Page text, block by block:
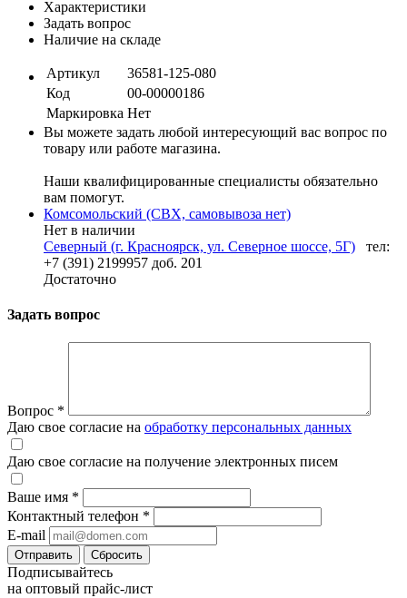
Характеристики
Задать вопрос
Наличие на складе
Артикул
36581-125-080
Код
00-00000186
Маркировка Нет
Вы можете задать любой интересующий вас вопрос по
товару или работе магазина.
Наши квалифицированные специалисты обязательно
вам помогут.
Комсомольский (СВХ, самовывоза нет)
Нет в наличии
Северный (г. Красноярск, ул. Северное шоссе, 5Г)
тел:
+7 (391) 2199957 доб. 201
Достаточно
Задать вопрос
Вопрос *
Даю свое согласие на обработку персональных данных
Даю свое согласие на получение электронных писем
Ваше имя *
Контактный телефон *
E-mail
Отправить Сбросить
Подписывайтесь
на оптовый прайс-лист